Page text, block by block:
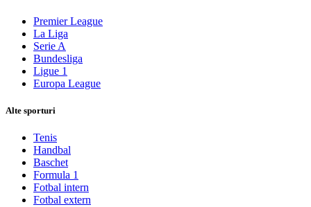
Premier League
La Liga
Serie A
Bundesliga
Ligue 1
Europa League
Alte sporturi
Tenis
Handbal
Baschet
Formula 1
Fotbal intern
Fotbal extern